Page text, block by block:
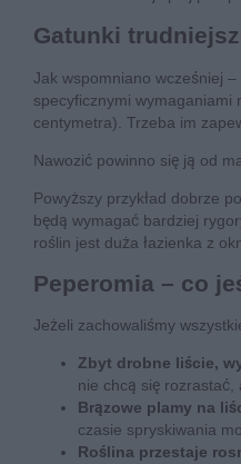
Gatunki
Jak wspomniano wcześniej
specyficznymi wymaganiami
centymetra). Trzeba im
Nawozić powinno się ją od
Powyższy przykład dobrze
będą wymagać bardziej
roślin jest duża łazienka z
Peperomia – co
Jeżeli zachowaliśmy
Zbyt drobne liście,
nie chcą się rozrastać,
Brązowe plamy na
czasie spryskiwania
Roślina przestaje